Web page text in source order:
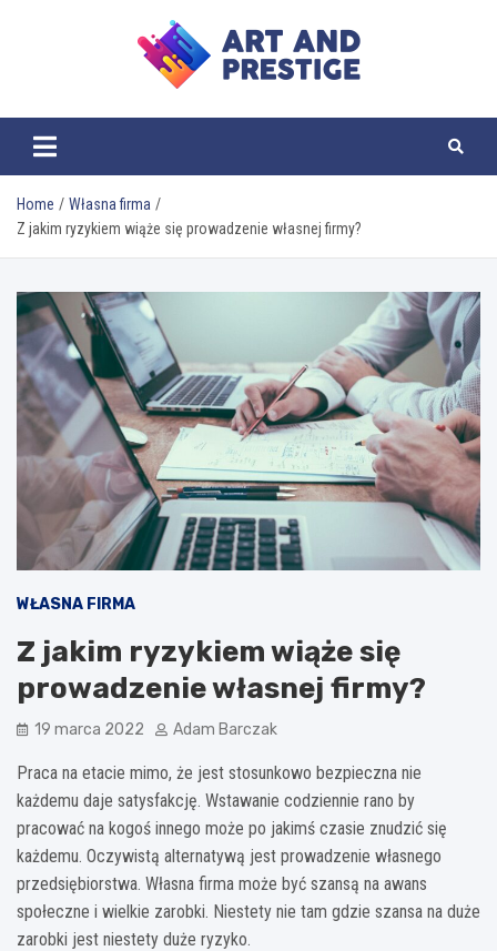
ART AND PRESTIGE
Home
Własna firma
Z jakim ryzykiem wiąże się prowadzenie własnej firmy?
WŁASNA FIRMA
Z jakim ryzykiem wiąże się
prowadzenie własnej firmy?
19 marca 2022 Adam Barczak
Praca na etacie mimo, że jest stosunkowo bezpieczna nie
każdemu daje satysfakcję. Wstawanie codziennie rano by
pracować na kogoś innego może po jakimś czasie znudzić się
każdemu. Oczywistą alternatywą jest prowadzenie własnego
przedsiębiorstwa. Własna firma może być szansą na awans
społeczne i wielkie zarobki. Niestety nie tam gdzie szansa na duże
zarobki jest niestety duże ryzyko.